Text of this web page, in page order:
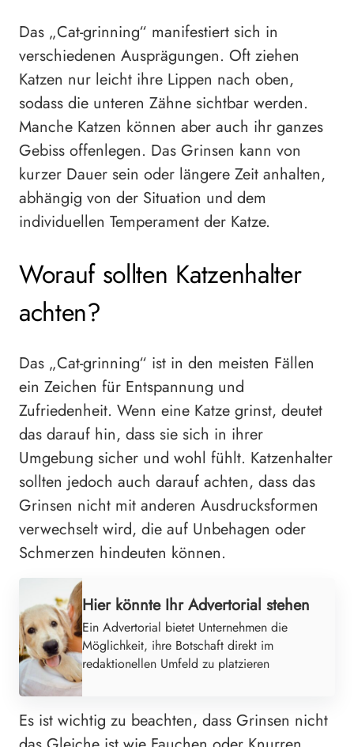
Das „Cat-grinning“ manifestiert sich in
verschiedenen Ausprägungen. Oft ziehen
Katzen nur leicht ihre Lippen nach oben,
sodass die unteren Zähne sichtbar werden.
Manche Katzen können aber auch ihr ganzes
Gebiss offenlegen. Das Grinsen kann von
kurzer Dauer sein oder längere Zeit anhalten,
abhängig von der Situation und dem
individuellen Temperament der Katze.
Worauf sollten Katzenhalter
achten?
Das „Cat-grinning“ ist in den meisten Fällen
ein Zeichen für Entspannung und
Zufriedenheit. Wenn eine Katze grinst, deutet
das darauf hin, dass sie sich in ihrer
Umgebung sicher und wohl fühlt. Katzenhalter
sollten jedoch auch darauf achten, dass das
Grinsen nicht mit anderen Ausdrucksformen
verwechselt wird, die auf Unbehagen oder
Schmerzen hindeuten können.
Hier könnte Ihr Advertorial stehen
Ein Advertorial bietet Unternehmen die
Möglichkeit, ihre Botschaft direkt im
redaktionellen Umfeld zu platzieren
Es ist wichtig zu beachten, dass Grinsen nicht